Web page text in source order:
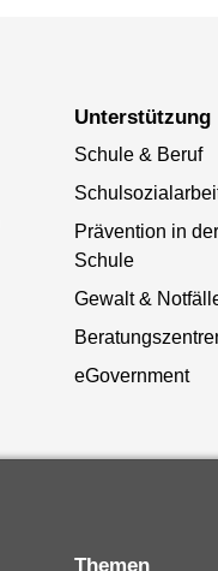
Unterstützung
Schule & Beruf
Prävention in der
Schule
Gewalt &
eGovernment
Themen